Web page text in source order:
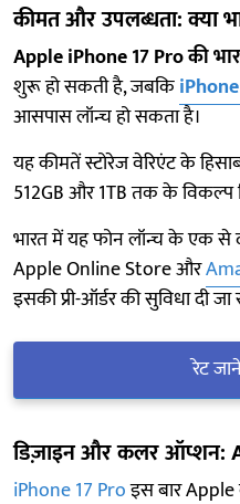
कीमत और उपलब्धता: क्या
Apple iPhone 17 Pro की
शुरू हो सकती है, जबकि
आसपास लॉन्च हो सकता है।
यह कीमतें स्टोरेज वेरिएंट के
512GB और 1TB तक के विकल्प
भारत में यह फोन लॉन्च के एक से
Apple Online Store और
इसकी प्री-ऑर्डर की सुविधा दी
रेट
डिज़ाइन और कलर ऑप्शन:
iPhone 17 Proइस बार Apple